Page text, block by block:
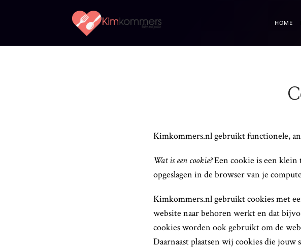
Kimkommers HOME
Kimkommers.nl gebruikt functionele,
Wat is een cookie?Een cookie is een klein
opgeslagen in de browser van je
Kimkommers.nl gebruikt cookies met
website naar behoren werkt en dat
cookies worden ook gebruikt om de
Daarnaast plaatsen wij cookies die